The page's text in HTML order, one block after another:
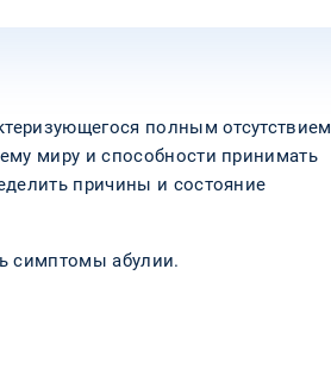
полным отсутствием
миру и способности принимать
причины и состояние
симптомы абулии.